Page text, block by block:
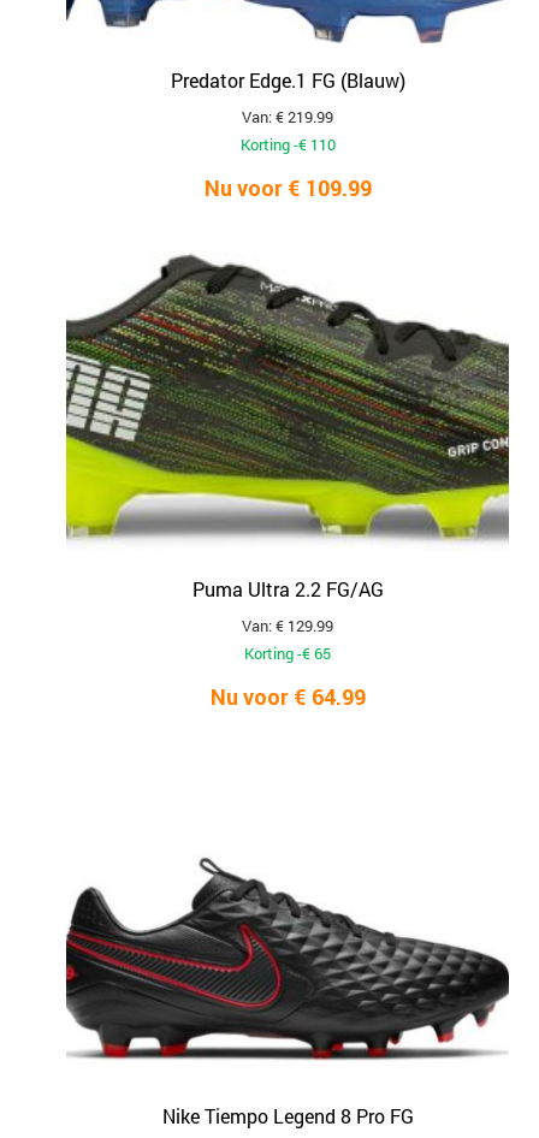
Predator Edge.1 FG (Blauw)
Van: € 219.99
Korting -€ 110
Nu voor € 109.99
Puma Ultra 2.2 FG/AG
Van: € 129.99
Korting -€ 65
Nu voor € 64.99
Nike Tiempo Legend 8 Pro FG